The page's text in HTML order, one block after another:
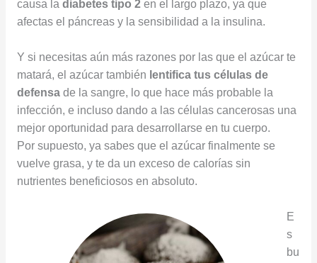
causa la diabetes tipo 2 en el largo plazo, ya que
afectas el páncreas y la sensibilidad a la insulina.
Y si necesitas aún más razones por las que el azúcar te
matará, el azúcar también lentifica tus células de
defensade la sangre, lo que hace más probable la
infección, e incluso dando a las células cancerosas una
mejor oportunidad para desarrollarse en tu cuerpo.
Por supuesto, ya sabes que el azúcar finalmente se
vuelve grasa, y te da un exceso de calorías sin
nutrientes beneficiosos en absoluto.
E
s
bu